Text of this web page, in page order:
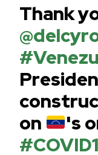
Thank
on
's